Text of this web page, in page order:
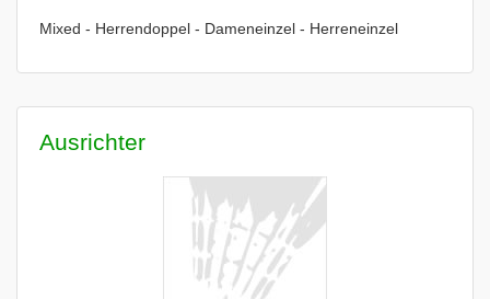
Mixed - Herrendoppel - Dameneinzel - Herreneinzel
Ausrichter